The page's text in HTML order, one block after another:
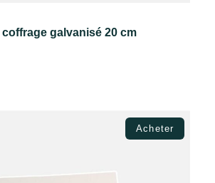
coffrage galvanisé 20 cm
Acheter